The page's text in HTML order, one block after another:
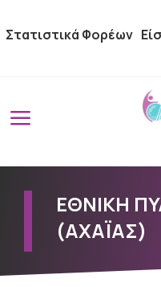
Στατιστικά Φορέων
a
ΕΘΝΙΚΗ
(ΑΧΑΪΑΣ)